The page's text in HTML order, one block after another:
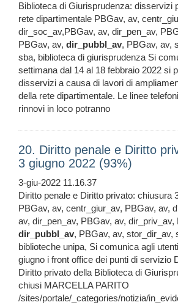
Biblioteca di Giurisprudenza: disservizi
rete dipartimentale PBGav, av,
dir_soc_av,PBGav, av, dir_pen_av,
PBGav, av, dir_pubbl_av, PBGav, av,
sba, biblioteca di giurisprudenza Si
settimana dal 14 al 18 febbraio 2022 si
disservizi a causa di lavori di
della rete dipartimentale. Le linee
rinnovi in loco potranno
20. Diritto penale e Diritto
3 giugno 2022 (93%)
3-giu-2022 11.16.37
Diritto penale e Diritto privato: chiusura
PBGav, av, centr_giur_av, PBGav, av,
av, dir_pen_av, PBGav, av, dir_priv_av,
dir_pubbl_av, PBGav, av, stor_dir_av,
biblioteche unipa, Si comunica agli
giugno i front office dei punti di servizio
Diritto privato della Biblioteca di
chiusi MARCELLA PARITO
/sites/portale/_categories/notizia/